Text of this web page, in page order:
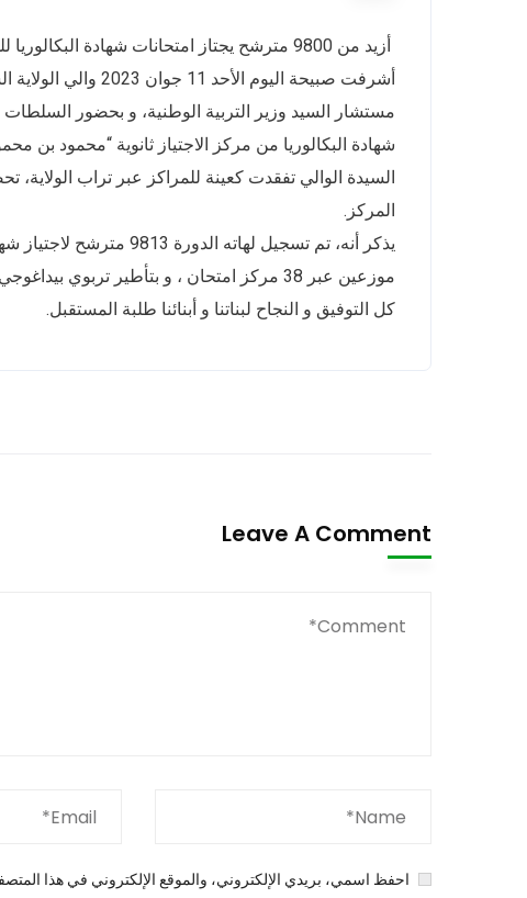
أزيد من 9800 مترشح يجتاز امتحانات شهادة البكالوريا للموسم الدراسي2023/202..
أشرفت صبيحة اليوم
مستشار السيد وزير التربية الوطنية، و بحضور السلطات
شهادة البكالوريا من مركز الاجتياز ثانوية “محمود بن
السيدة الوالي تفقدت كعينة للمراكز عبر تراب
المركز.
موزعين عبر 38 مركز امتحان ، و بتأطير تربوي بيداغوجي لـ 2674 مؤطر بين رؤساء مراكز و مراقبين و طواقم طبية.
كل التوفيق و النجاح لبناتنا و أبنائنا طلبة المستقبل.
Leave A Comment
احفظ اسمي، بريدي الإلكتروني، والموقع الإلكتروني في هذا